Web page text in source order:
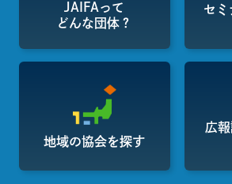
JAIFAって
どんな団体？
セミ
地域の協会を探す
広